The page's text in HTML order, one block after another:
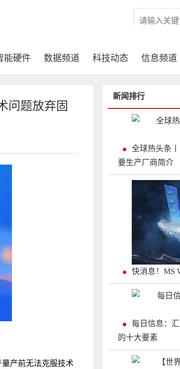
能硬件 数据频道 科技动态 信息频道
问题放弃固
产前无法克服技术
新闻排行
全球热头条
要生产厂商简介
快消息！MS
每日信息：
的十大要素